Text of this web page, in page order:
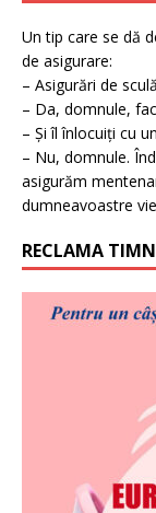
Un tip care se dă
de asigurare:
– Asigurări de
– Da, domnule,
– Și îl înlocuiți cu
– Nu, domnule.
asigurăm
dumneavoastre
RECLAMA